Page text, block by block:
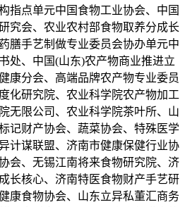
指点单元中国食物工业协会、中国
究会、农业农村部食物取养分成长
膳手艺制做专业委员会协办单元中
处、中国(山东)农产物商业推进立
康分会、高端品牌农产物专业委员
化研究院、农业科学院农产物加工
无限公司、农业科学院茶叶所、山
记财产协会、蔬菜协会、特殊医学
计谋联盟、济南市健康保健行业协
会、无锡江南将来食物研究院、济
长核心、济南特医食物财产手艺研
康食物协会、山东立异私董汇商务